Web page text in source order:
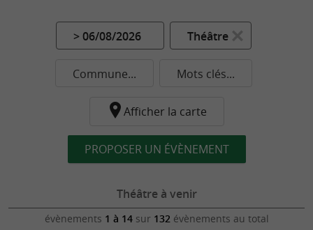
> 06/08/2026 Théâtre
Commune... Mots clés...
Afficher la carte
PROPOSER UN ÉVÈNEMENT
Théâtre à venir
évènements 1 à 14sur 132évènements au total